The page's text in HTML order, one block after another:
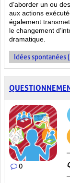
d’aborder un ou
aux actions
également
le changement
dramatique.
Idées spontanées
0